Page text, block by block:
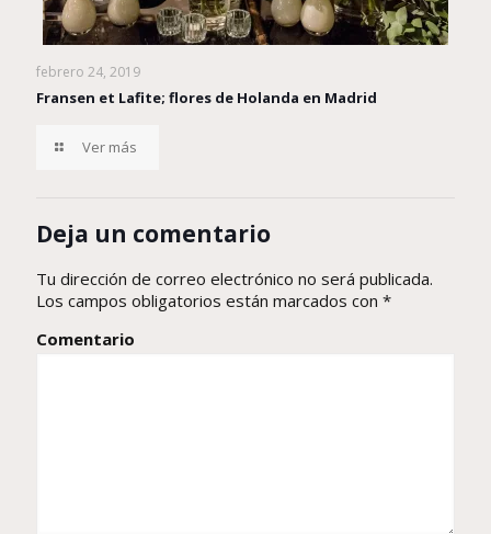
febrero 24, 2019
Fransen et Lafite; flores de Holanda en Madrid
Ver más
Deja un comentario
Tu dirección de correo electrónico no será publicada.
Los campos obligatorios están marcados con *
Comentario